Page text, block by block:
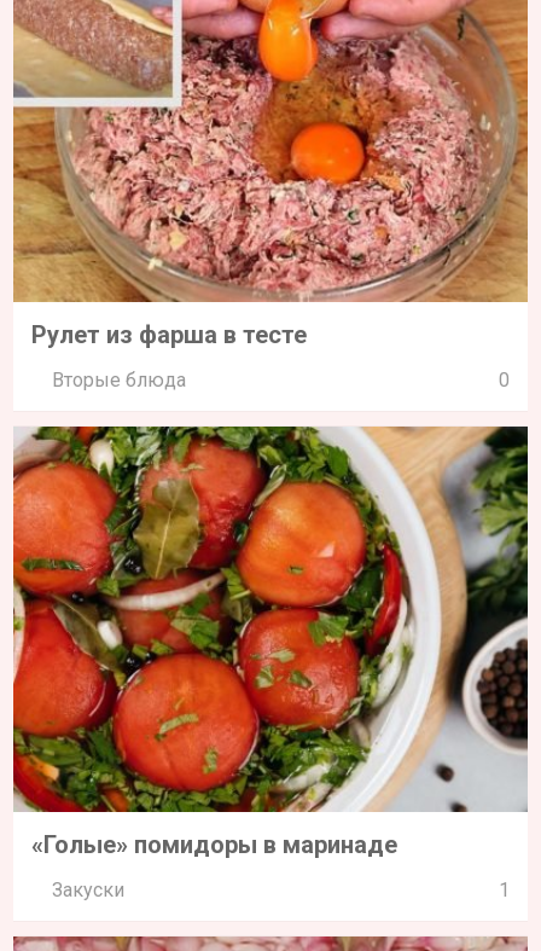
Рулет из фарша в тесте
Вторые блюда 0
«Голые» помидоры в маринаде
Закуски 1